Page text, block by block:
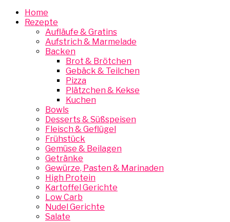
Home
Rezepte
Aufläufe & Gratins
Aufstrich & Marmelade
Backen
Brot & Brötchen
Gebäck & Teilchen
Pizza
Plätzchen & Kekse
Kuchen
Bowls
Desserts & Süßspeisen
Fleisch & Geflügel
Frühstück
Gemüse & Beilagen
Getränke
Gewürze, Pasten & Marinaden
High Protein
Kartoffel Gerichte
Low Carb
Nudel Gerichte
Salate